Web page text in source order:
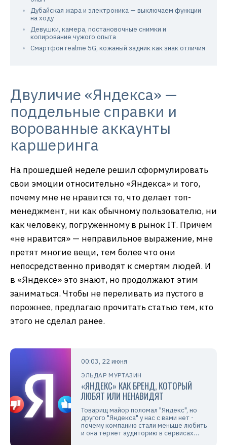
Дубайская жара и электроника — выключаем функции
на ходу
Девушки, камера, постановочные снимки и
копирование чужого опыта
Смартфон realme 5G, кожаный задник как знак отличия
Двуличие «Яндекса» —
поддельные справки и
ворованные аккаунты
каршеринга
На прошедшей неделе решил сформулировать
свои эмоции относительно «Яндекса» и того,
почему мне не нравится то, что делает топ-
менеджмент, ни как обычному пользователю, ни
как человеку, погруженному в рынок IT. Причем
«не нравится» — неправильное выражение, мне
претят многие вещи, тем более что они
непосредственно приводят к смертям людей. И
в «Яндексе» это знают, но продолжают этим
заниматься. Чтобы не переливать из пустого в
порожнее, предлагаю прочитать статью тем, кто
этого не сделал ранее.
00:03, 22 июня
ЭЛЬДАР МУРТАЗИН
«ЯНДЕКС» КАК БРЕНД, КОТОРЫЙ
ЛЮБЯТ ИЛИ НЕНАВИДЯТ
Товарищ майор поломал "Яндекс", но
другого "Яндекса" у нас с вами нет -
почему компанию стали меньше любить
и она теряет аудиторию в сервисах…